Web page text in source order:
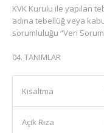
KVK Kurulu ile yapılan
adına tebellüğ veya
sorumluluğu “Veri
TANIMLAR
Kısaltma
Açık Rıza